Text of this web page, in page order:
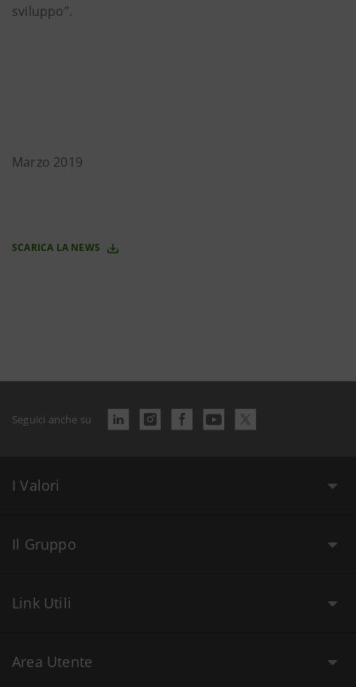
sviluppo”.
Marzo 2019
SCARICA LA NEWS
Seguici anche su
I Valori
Il Gruppo
Link Utili
Area Utente